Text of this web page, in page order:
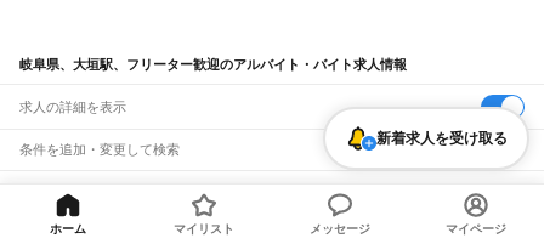
岐阜県、大垣駅、フリーター歓迎のアルバイト・バイト求人情報
求人の詳細を表示
条件を追加・変更して検索
市区町村を追加・変更
岐阜県
駅を追加・変更
関連キーワード
完全在宅ワーク 全国 シール貼り 在宅 現在地周辺 ガチャガチャ
バイトTOP
大垣市 フリーター歓迎のアルバイト・バ
新着求人を受け取る
ホーム マイリスト メッセージ マイページ